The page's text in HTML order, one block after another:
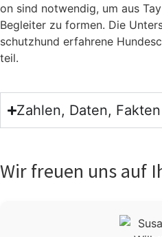
on sind not­wen­dig, um aus
Beglei­ter zu for­men. Die
schutz­hund erfah­re­ne
teil.
Zahlen, Daten, Fakten
Wir freuen uns auf